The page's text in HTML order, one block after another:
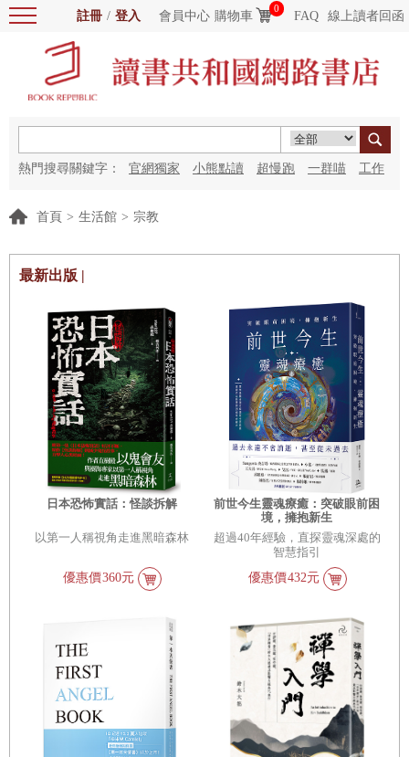
註冊 / 登入 會員中心 購物車
0
FAQ 線上讀者回函
熱門搜尋關鍵字： 官網獨家 小熊點讀 超慢跑 一群喵 工作
首頁 > 生活館 > 宗教
最新出版 |
日本恐怖實話：怪談拆解
以第一人稱視角走進黑暗森林
優惠價360元
前世今生靈魂療癒：突破眼前困
境，擁抱新生
超過40年經驗，直探靈魂深處的
智慧指引
優惠價432元